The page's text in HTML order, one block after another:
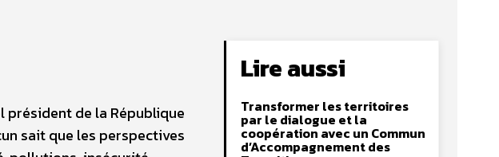
président de la République
sait que les perspectives
Lire aussi
Transformer les territoires
par le dialogue et la
coopération avec un Commun
d’Accompagnement des